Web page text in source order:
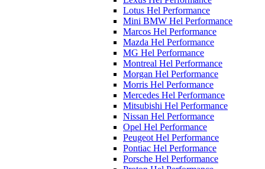
Lotus Hel Performance
Mini BMW Hel Performance
Marcos Hel Performance
Mazda Hel Performance
MG Hel Performance
Montreal Hel Performance
Morgan Hel Performance
Morris Hel Performance
Mercedes Hel Performance
Mitsubishi Hel Performance
Nissan Hel Performance
Opel Hel Performance
Peugeot Hel Performance
Pontiac Hel Performance
Porsche Hel Performance